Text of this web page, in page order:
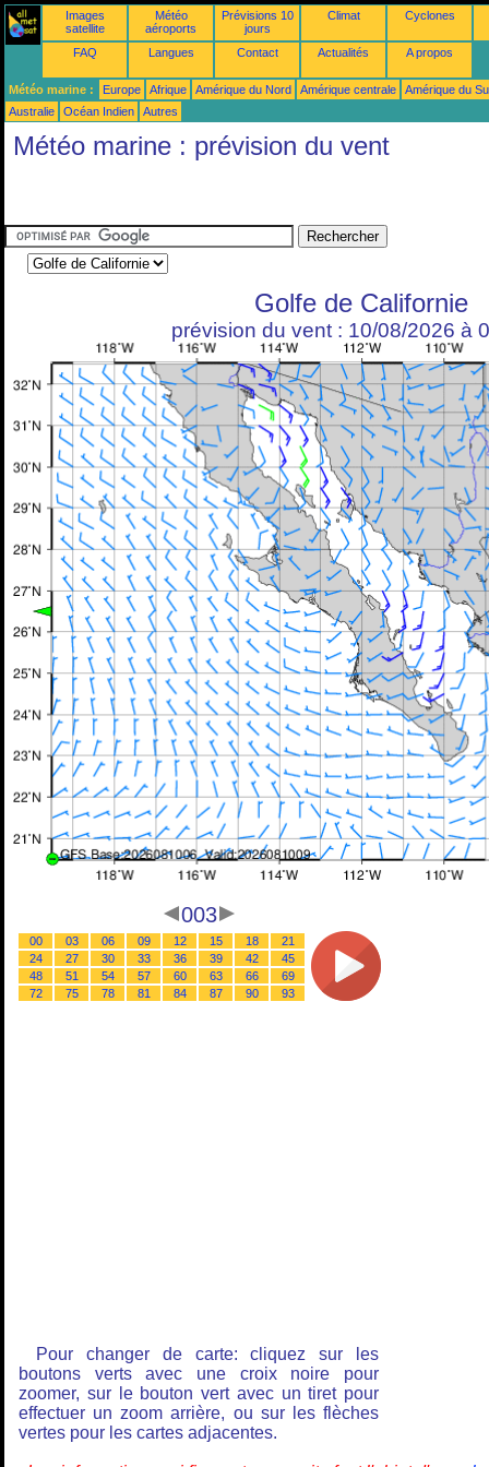
Images
satellite
Météo
aéroports
Prévisions 10
jours
Climat Cyclones
FAQ Langues Contact Actualités A propos
Météo marine : Europe Afrique Amérique du Nord Amérique centrale
Amérique du
Australie
Océan Indien Autres
Météo marine : prévision du vent
Golfe de Californie
prévision du vent : 10/08/2026 à
003
00 03 06 09 12 15 18
21
24
27 30 33 36 39 42
45
48
51 54 57 60 63 66
69
72
75 78 81 84 87 90 93
Pour changer de carte: cliquez sur les
boutons verts avec une croix noire pour
zoomer, sur le bouton vert avec un tiret pour
effectuer un zoom arrière, ou sur les flèches
vertes pour les cartes adjacentes.